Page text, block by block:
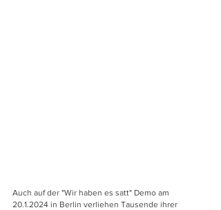
Auch auf der "Wir haben es satt" Demo am
20.1.2024 in Berlin verliehen Tausende ihrer